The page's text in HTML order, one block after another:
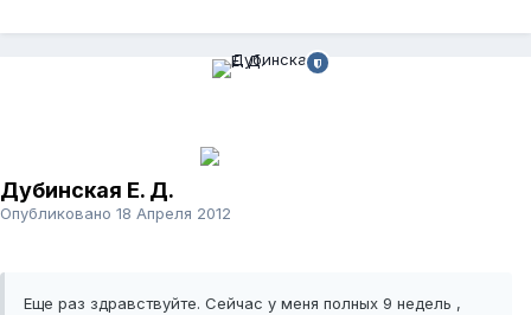
Дубинская Е. Д.
Опубликовано 18 Апреля 2012
Еще раз здравствуйте. Сейчас у меня полных 9 недель ,